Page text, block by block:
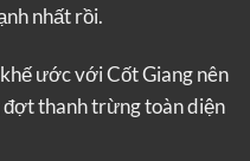
nhất rồi.
ước với Cốt Giang nên
thanh trừng toàn diện